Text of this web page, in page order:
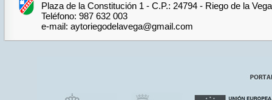
Plaza de la Constitución 1 - C.P.: 24794 - Riego de la
Teléfono: 987 632 003
e-mail: aytoriegodelavega@gmail.com